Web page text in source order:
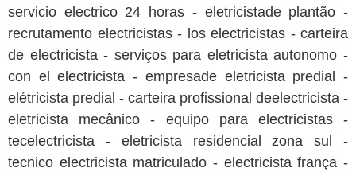
servicio electrico 24 horas - eletricistade plantão -
recrutamento electricistas - los electricistas - carteira
de electricista - serviços para eletricista autonomo -
con el electricista - empresade eletricista predial -
elétricista predial - carteira profissional deelectricista -
eletricista mecânico - equipo para electricistas -
tecelectricista - eletricista residencial zona sul -
tecnico electricista matriculado - electricista frança -